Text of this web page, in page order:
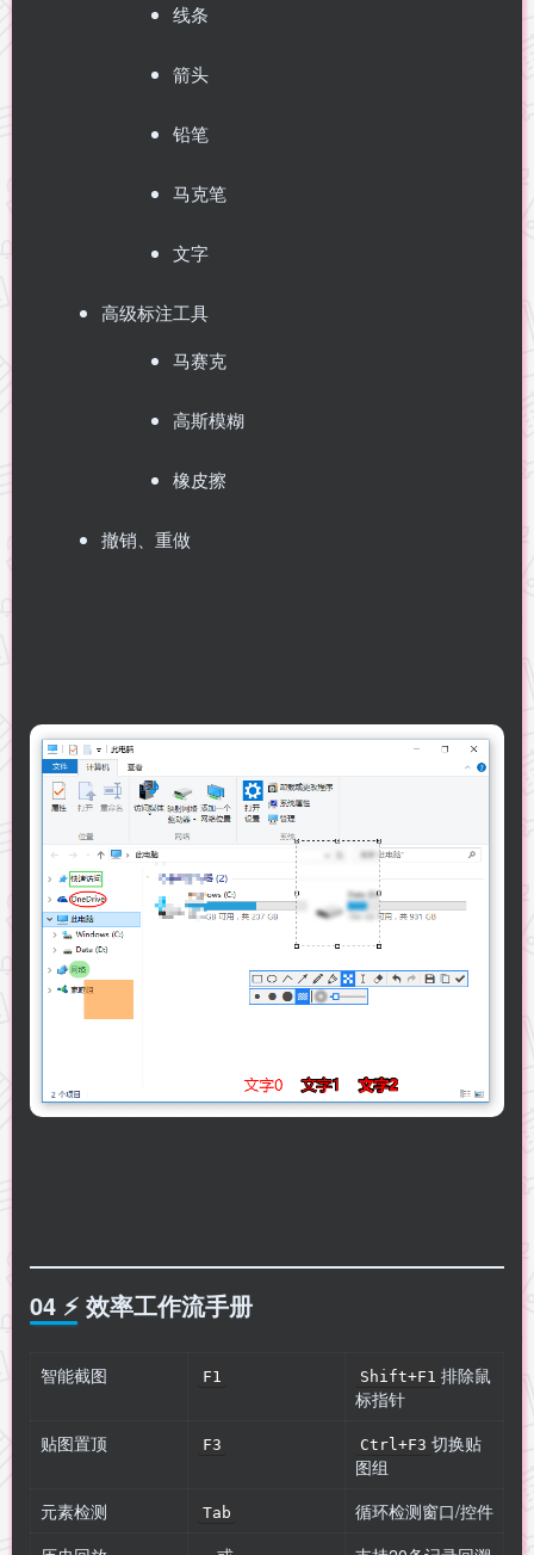
线条
箭头
铅笔
马克笔
文字
高级标注工具
马赛克
高斯模糊
橡皮擦
撤销、重做
04 ⚡ 效率工作流手册
智能截图 F1 Shift+F1 排除鼠
标指针
贴图置顶
F3 Ctrl+F3 切换贴
图组
元素检测
Tab
循环检测窗口/控件